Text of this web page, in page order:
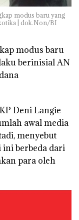
modus baru yang
| dok.Non/BI
modus baru
berinisial AN
Deni Langie
awal media
menyebut
berbeda dari
para oleh